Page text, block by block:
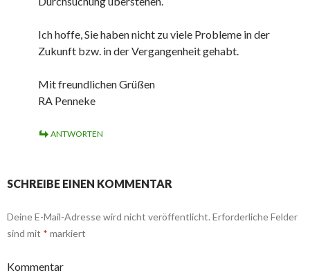
Ich hoffe, Sie haben nicht zu viele Probleme in der
Zukunft bzw. in der Vergangenheit gehabt.
Mit freundlichen Grüßen
RA Penneke
ANTWORTEN
SCHREIBE EINEN KOMMENTAR
Deine E-Mail-Adresse wird nicht veröffentlicht. Erforderliche Felder
sind mit * markiert
Kommentar